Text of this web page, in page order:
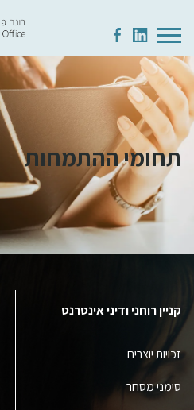
תחומי ההתמחות
קניין רוחני ודיני אינטרנט
זכויות יוצרים
סימני מסחר